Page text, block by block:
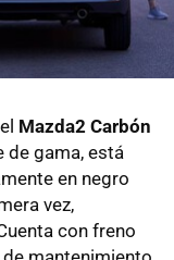
Mazda2 Carbón
de gama, está
en negro
vez,
con freno